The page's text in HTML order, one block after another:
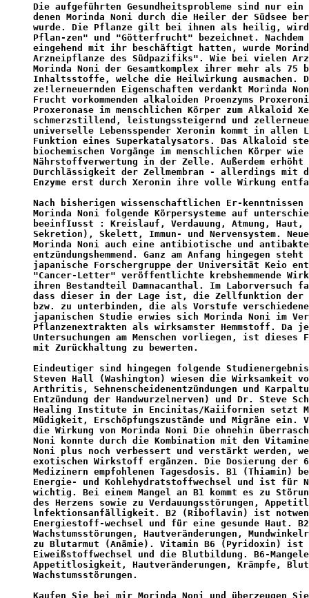
Die aufgeführten Gesundheitsprobleme sind nur
denen Morinda Noni durch die Heiler der Südsee
wurde. Die Pflanze gilt bei ihnen als heilig,
Pflan-zen" und "Götterfrucht" bezeichnet.
eingehend mit ihr beschäftigt hatten, wurde
Arzneipflanze des Südpazifiks". Wie bei vielen
Morinda Noni der Gesamtkomplex ihrer mehr als 75
Inhaltsstoffe, welche die Heilwirkung ausmachen.
ze!lerneuernden Eigenschaften verdankt Morinda
Frucht vorkommenden alkaloiden Proenzyms
Proxeronase im menschlichen Körper zum Alkaloid
schmerzstillend, leistungssteigernd und
universelle Lebensspender Xeronin kommt in allen
Funktion eines Superkatalysators. Das Alkaloid
biochemischen Vorgänge im menschlichen Körper
Nährstoffverwertung in der Zelle. Außerdem
Durchlässigkeit der Zellmembran - allerdings mit
Enzyme erst durch Xeronin ihre volle Wirkung
Nach bisherigen wissenschaftlichen Er-
Morinda Noni folgende Körpersysteme auf
beeinfIusst : Kreislauf, Verdauung, Atmung,
Sekretion), Skelett, Immun- und Nervensystem.
Morinda Noni auch eine antibiotische und
entzündungshemmend. Ganz am Anfang hingegen
japanische Forschergruppe der Universität Keio
"Cancer-Letter" veröffentlichte krebshemmende
ihren Bestandteil Damnacanthal. Im Laborversuch
dass dieser in der Lage ist, die Zellfunktion der K-
bzw. zu unterbinden, die als Vorstufe
japanischen Studie erwies sich Morinda Noni im
Pflanzenextrakten als wirksamster Hemmstoff. Da
Untersuchungen am Menschen vorliegen, ist dieses
mit Zurückhaltung zu bewerten.
Eindeutiger sind hingegen folgende
Steven Hall (Washington) wiesen die Wirksamkeit
Arthritis, Sehnenscheidenentzündungen und
Entzündung der Handwurzelnerven) und Dr. Steve
Healing Institute in Encinitas/Kaiifornien setzt
Müdigkeit, Erschöpfungszustände und Migräne
die Wirkung von Morinda Noni Die ohnehin
Noni konnte durch die Kombination mit den
Noni plus noch verbessert und verstärkt werden,
exotischen Wirkstoff ergänzen. Die Dosierung
Medizinern empfohlenen Tagesdosis. B1
Energie- und Kohlehydratstoffwechsel und ist für
wichtig. Bei einem Mangel an B1 kommt es zu
des Herzens sowie zu Verdauungsstörungen,
lnfektionsanfälligkeit. B2 (Riboflavin) ist
Energiestoff-wechsel und für eine gesunde Haut.
Wachstumsstörungen, Hautveränderungen,
zu Blutarmut (Anämie). Vitamin B6 (Pyridoxin)
Eiweißstoffwechsel und die Blutbildung. B6-
Appetitlosigkeit, Hautveränderungen, Krämpfe,
Wachstumsstörungen.
Kaufen Sie bei mir Morinda Noni und überzeugen